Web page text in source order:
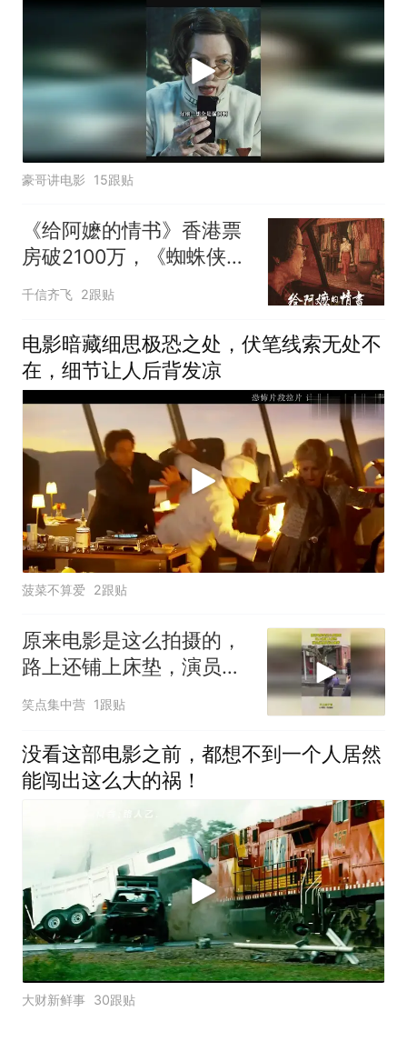
豪哥讲电影 15跟贴
《给阿嬷的情书》香港票
房破2100万，《蜘蛛侠》
蝉联日冠
千信齐飞 2跟贴
电影暗藏细思极恐之处，伏笔线索无处不
在，细节让人后背发凉
菠菜不算爱 2跟贴
原来电影是这么拍摄的，
路上还铺上床垫，演员们
真是娇生惯养
笑点集中营 1跟贴
没看这部电影之前，都想不到一个人居然
能闯出这么大的祸！
大财新鲜事 30跟贴